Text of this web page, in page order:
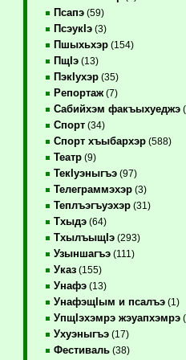
Псапэ(59)
ПсэукIэ(3)
Пшыхьхэр(154)
ПщIэ(13)
ПэкIухэр(35)
Репортаж(7)
Сабийхэм факъыхуеджэ
Спорт(34)
Спорт хъыбархэр(588)
Театр(9)
ТекIуэныгъэ(97)
Телеграммэхэр(3)
Теплъэгъуэхэр(31)
Тхыдэ(64)
ТхылъыщIэ(293)
Узыншагъэ(111)
Указ(155)
Унафэ(13)
УнафэщIым и псалъэ(1)
УпщIэхэмрэ жэуапхэмрэ
Ухуэныгъэ(17)
Фестиваль(38)